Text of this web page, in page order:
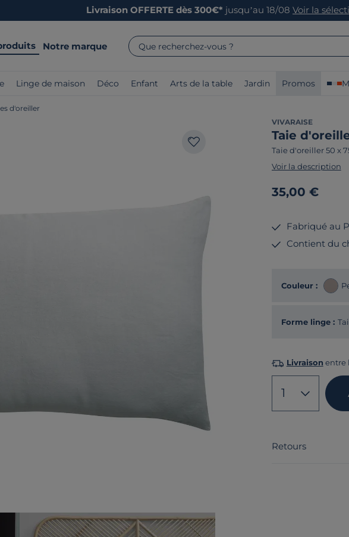
Livraison OFFERTE dès 300€* jusqu’au 18/08 Voir la
Notre marque Que recherchez-vous ?
Linge de maison Déco Enfant Arts de la table Jardin Promos
d'oreiller
VIVARAISE
Taie
Taie d'oreiller 50 x
Voir la description
35,00 €
Fabriqué au
Contient du
Couleur :
Forme linge :
Livraison entre
1
Retours